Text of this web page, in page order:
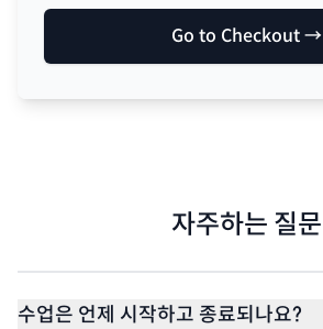
Go to Checkout →
자주하는 질문
수업은 언제 시작하고 종료되나요?